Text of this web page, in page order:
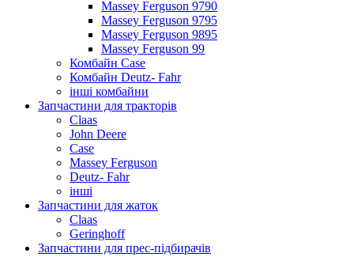
Massey Ferguson 9790
Massey Ferguson 9795
Massey Ferguson 9895
Massey Ferguson 99
Комбайн Case
Комбайн Deutz- Fahr
інші комбайни
Запчастини для тракторів
Claas
John Deere
Case
Massey Ferguson
Deutz- Fahr
інші
Запчастини для жаток
Claas
Geringhoff
Запчастини для прес-підбирачів